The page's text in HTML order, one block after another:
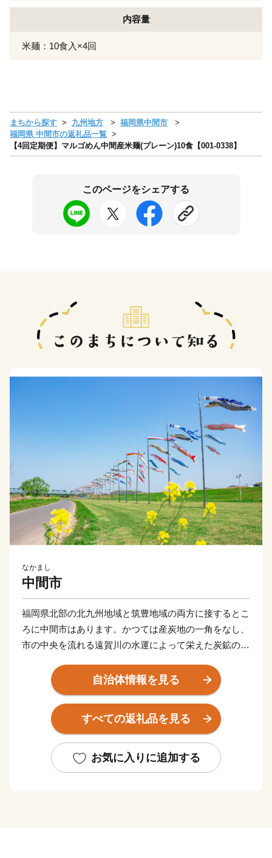
内容量
米麺：10食入×4回
まちから探す 九州地方
福岡県中間市
福岡県 中間市の返礼品一覧
【4回定期便】マルゴめん中間産米麺(プレーン)10食【001-0338】
このページをシェアする
なかまし
中間市
福岡県北部の北九州地域と筑豊地域の両方に接するとこ
ろに中間市はあります。かつては産炭地の一角をなし、
市の中央を流れる遠賀川の水運によって栄えた炭鉱のま
昭和30年代以降、隣接する北九州市のベッドタウンとし
て開発がすすみ、今では、市内の人口の9割が生活する
住宅地の「川東」と往時の面影を残す田園風景がのどか
な「川西」の今昔の風景が共存しています。
ともに新たな歩みを始めました。世界遺産「遠賀川水源
地ポンプ室」をはじめ、九州最大の中州である自然豊か
自治体情報を見る
すべての返礼品を見る
お気に入りに追加する